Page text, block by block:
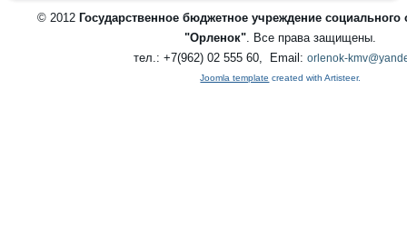
© 2012 Государственное бюджетное учреждение
"Орленок" . Все права защищены.
тел.: +7(962) 02 555 60, Email: orlenok-
Joomla template created with Artisteer.